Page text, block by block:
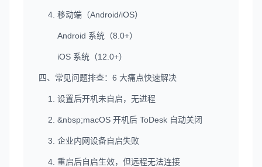
4. 移动端（Android/iOS）
Android 系统（8.0+）
iOS 系统（12.0+）
四、常见问题排查：6 大痛点快速解决
1. 设置后开机未自启，无进程
2. &nbsp;macOS 开机后 ToDesk 自动关闭
3. 企业内网设备自启失败
4. 重启后自启生效，但远程无法连接